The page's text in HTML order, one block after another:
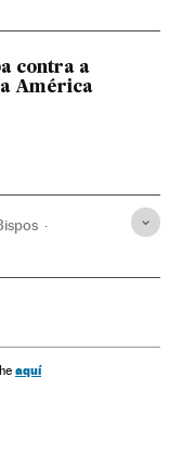
contra a
América
Sociedade
aquí